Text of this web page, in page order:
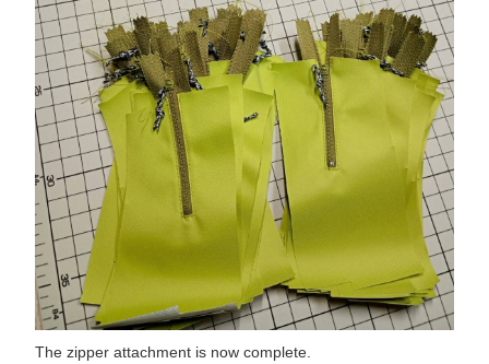
The zipper attachment is now complete.